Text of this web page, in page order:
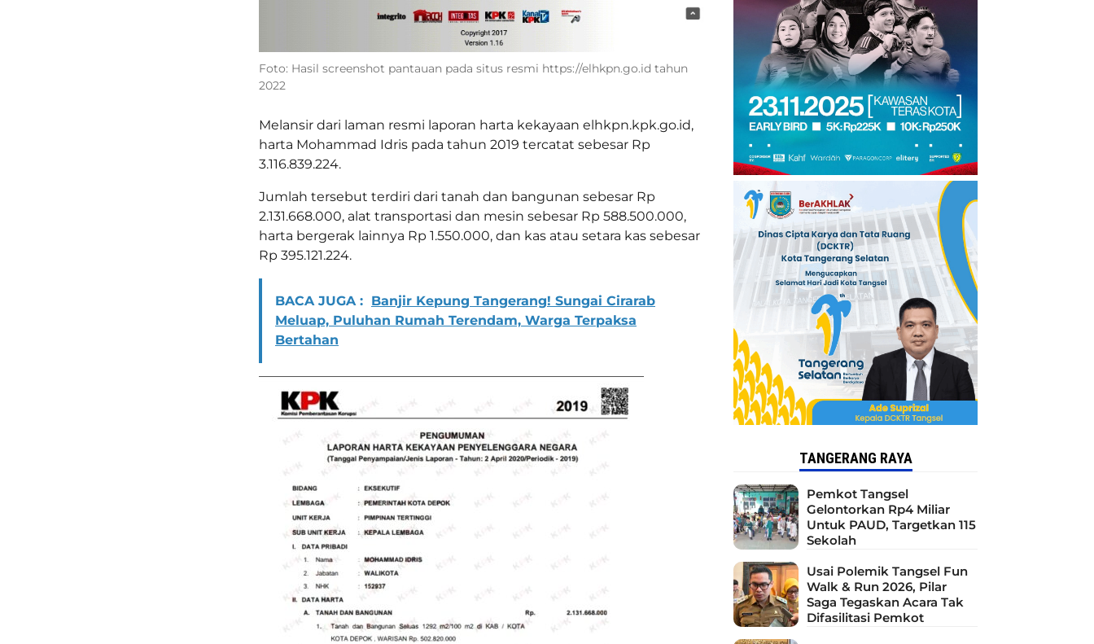
Foto: Hasil screenshot pantauan pada situs resmi https://elhkpn.go.id tahun
2022
Melansir dari laman resmi laporan harta kekayaan elhkpn.kpk.go.id,
harta Mohammad Idris pada tahun 2019 tercatat sebesar Rp
3.116.839.224.
Jumlah tersebut terdiri dari tanah dan bangunan sebesar Rp
2.131.668.000, alat transportasi dan mesin sebesar Rp 588.500.000,
harta bergerak lainnya Rp 1.550.000, dan kas atau setara kas sebesar
Rp 395.121.224.
BACA JUGA : Banjir Kepung Tangerang! Sungai Cirarab
Meluap, Puluhan Rumah Terendam, Warga Terpaksa
Bertahan
TANGERANG RAYA
Pemkot Tangsel
Gelontorkan Rp4 Miliar
Untuk PAUD, Targetkan 115
Sekolah
Usai Polemik Tangsel Fun
Walk & Run 2026, Pilar
Saga Tegaskan Acara Tak
Difasilitasi Pemkot